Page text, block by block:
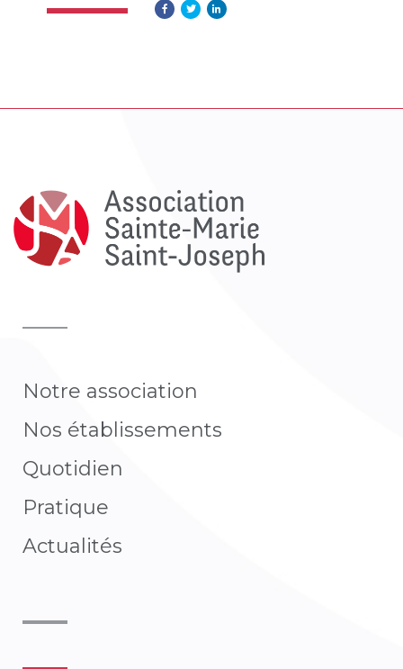
Notre association
Nos établissements
Quotidien
Pratique​
Actualités